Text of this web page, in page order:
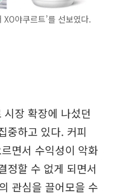
야쿠르트’를 선보였다.
장 확장에 나섰던
중하고 있다. 커피
면서 수익성이 악화
정할 수 없게 되면서
관심을 끌어모을 수